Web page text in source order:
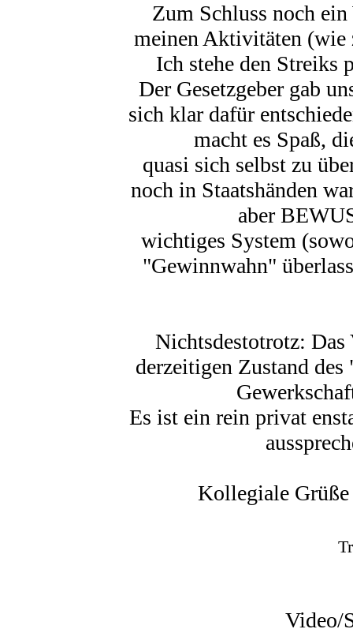
Zum Schluss noch
meinen Aktivitäten (wie
Ich stehe den Streiks
Der Gesetzgeber gab
sich klar dafür
macht es Spaß,
quasi sich selbst zu
noch in Staatshänden
aber
wichtiges System
"Gewinnwahn"
Nichtsdestotrotz:
derzeitigen Zustand
Es ist ein rein privat
Kollegiale
Video/